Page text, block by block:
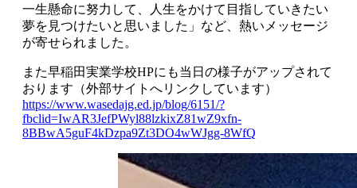
一生懸命に努力して、人生をかけて目指していきたい
夢を見つけたいと思いました」など、熱いメッセージ
が寄せられました。
また早稲田実業学校HPにも当日の様子がアップされて
おります（外部サイトへリンクしています）
https://www.wasedajg.ed.jp/blog/6151/?
fbclid=IwAR3JefPWyl88lzkixZ81wZ9xfn-
8BBwA5guF4kDzpa9Zt3DO4wWJgg-8WfQ